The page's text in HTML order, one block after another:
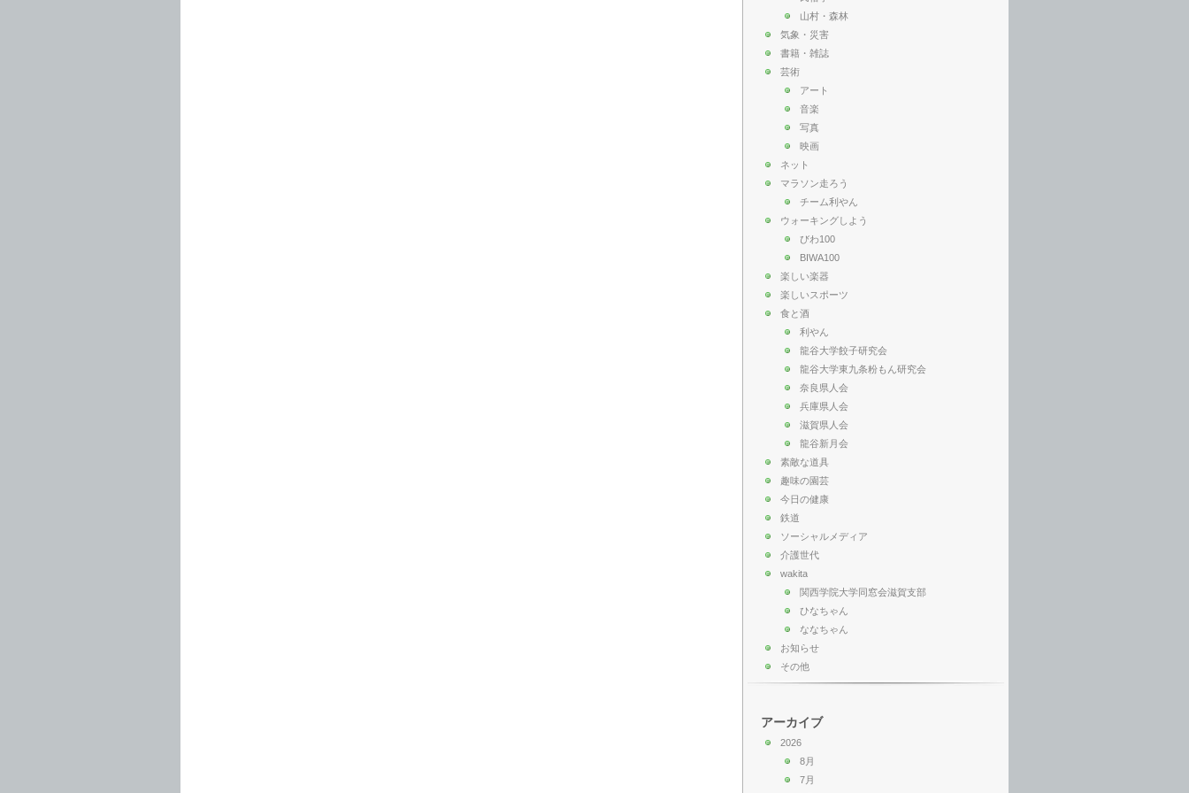
山村・森林
気象・災害
書籍・雑誌
芸術
アート
音楽
写真
映画
ネット
マラソン走ろう
チーム利やん
ウォーキングしよう
びわ100
BIWA100
楽しい楽器
楽しいスポーツ
食と酒
利やん
龍谷大学餃子研究会
龍谷大学東九条粉もん研究会
奈良県人会
兵庫県人会
滋賀県人会
龍谷新月会
素敵な道具
趣味の園芸
今日の健康
鉄道
ソーシャルメディア
介護世代
wakita
関西学院大学同窓会滋賀支部
ひなちゃん
ななちゃん
お知らせ
その他
アーカイブ
2026
8月
7月